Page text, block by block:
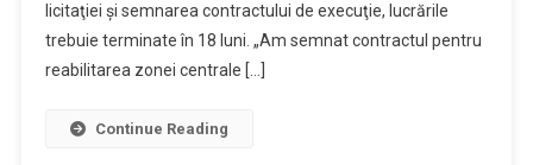
licitaţiei şi semnarea contractului de execuţie, lucrările
trebuie terminate în 18 luni. „Am semnat contractul pentru
reabilitarea zonei centrale […]
Continue Reading